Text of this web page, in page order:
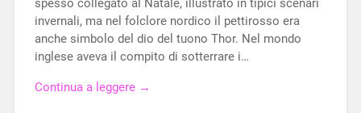
spesso collegato al Natale, illustrato in tipici scenari
invernali, ma nel folclore nordico il pettirosso era
anche simbolo del dio del tuono Thor. Nel mondo
inglese aveva il compito di sotterrare i…
Continua a leggere →